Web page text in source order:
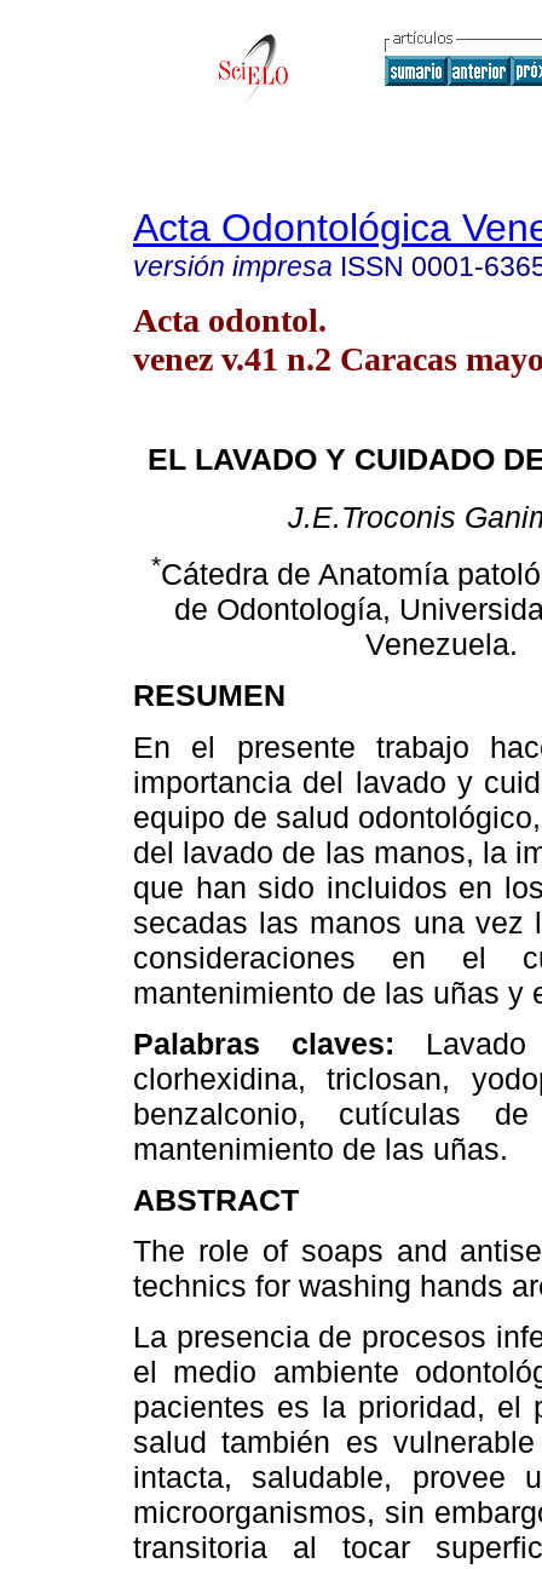
Acta Odontológica
versión impresa ISSN 0001-
Acta odontol.
venez v.41 n.2 Caracas
EL LAVADO Y CUIDADO
J.E.Troconis
*Cátedra de Anatomía
de Odontología,
Venezuela.
RESUMEN
En el presente trabajo
importancia del lavado y
equipo de salud
del lavado de las manos, la
que han sido incluidos en
secadas las manos una vez
consideraciones en el
mantenimiento de las uñas y
Palabras claves:
clorhexidina, triclosan,
benzalconio, cutículas
mantenimiento de las uñas.
ABSTRACT
The role of soaps and
technics for washing hands
La presencia de procesos
el medio ambiente
pacientes es la prioridad, el
salud también es
intacta, saludable, provee
microorganismos, sin
transitoria al tocar